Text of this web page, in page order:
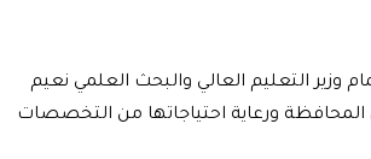
وزير التعليم العالي والبحث العلمي نعيم
ورعاية احتياجاتها من التخصصات